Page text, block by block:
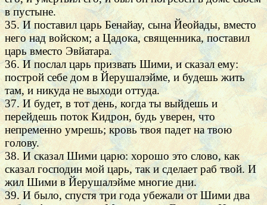
в пустыне.
35. И поставил царь Бенайау, сына Йеойады, вместо
него над войском; а Цадока, священника, поставил
царь вместо Эвйатара.
36. И послал царь призвать Шими, и сказал ему:
построй себе дом в Йерушалэйме, и будешь жить
там, и никуда не выходи оттуда.
37. И будет, в тот день, когда ты выйдешь и
перейдешь поток Кидрон, будь уверен, что
непременно умрешь; кровь твоя падет на твою
голову.
38. И сказал Шими царю: хорошо это слово, как
сказал господин мой царь, так и сделает раб твой. И
жил Шими в Йерушалэйме многие дни.
39. И было, спустя три года убежали от Шими два